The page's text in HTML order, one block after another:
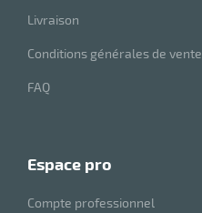
Livraison
Conditions générales de vente
FAQ
espace pro
Compte professionnel